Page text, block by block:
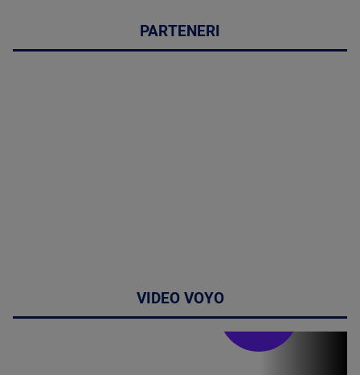
PARTENERI
VIDEO VOYO